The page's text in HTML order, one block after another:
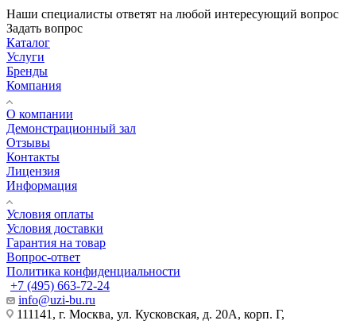
Наши специалисты ответят на любой интересующий вопрос
Задать вопрос
Каталог
Услуги
Бренды
Компания
О компании
Демонстрационный зал
Отзывы
Контакты
Лицензия
Информация
Условия оплаты
Условия доставки
Гарантия на товар
Вопрос-ответ
Политика конфиденциальности
+7 (495) 663-72-24
info@uzi-bu.ru
111141, г. Москва, ул. Кусковская, д. 20А, корп. Г,